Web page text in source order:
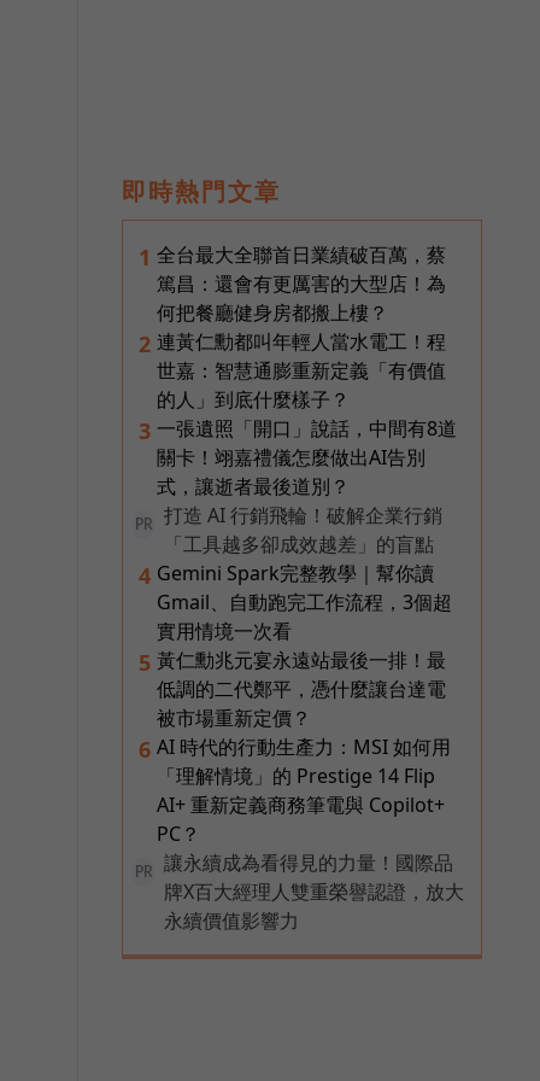
即時熱門文章
1 全台最大全聯首日業績破百萬，蔡
篤昌：還會有更厲害的大型店！為
何把餐廳健身房都搬上樓？
2 連黃仁勳都叫年輕人當水電工！程
世嘉：智慧通膨重新定義「有價值
的人」到底什麼樣子？
3 一張遺照「開口」說話，中間有8道
關卡！翊嘉禮儀怎麼做出AI告別
式，讓逝者最後道別？
PR
打造 AI 行銷飛輪！破解企業行銷
「工具越多卻成效越差」的盲點
4 Gemini Spark完整教學｜幫你讀
Gmail、自動跑完工作流程，3個超
實用情境一次看
5 黃仁勳兆元宴永遠站最後一排！最
低調的二代鄭平，憑什麼讓台達電
被市場重新定價？
6 AI 時代的行動生產力：MSI 如何用
「理解情境」的 Prestige 14 Flip
AI+ 重新定義商務筆電與 Copilot+
PC？
PR
讓永續成為看得見的力量！國際品
牌X百大經理人雙重榮譽認證，放大
永續價值影響力